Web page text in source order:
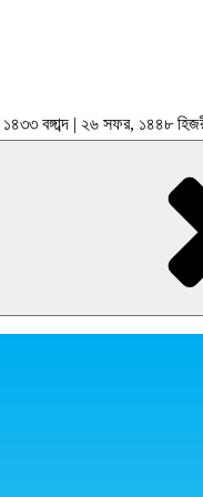
বঙ্গাব্দ | ২৬ সফর, ১৪৪৮